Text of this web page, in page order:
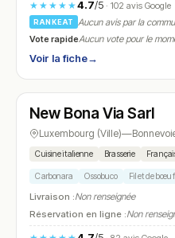
★★★★★4.7/5· 102 avis Google
RANKEAT
Aucun avis par la
Vote rapideAucun vote pour le
Voir la fiche→
N° 15
New Bona Via Sarl
Luxembourg (Ville)—
Cuisine italienne Brasserie
Carbonara Ossobuco Filet de bœuf
Livraison :Non renseignée
Réservation en ligne :Non